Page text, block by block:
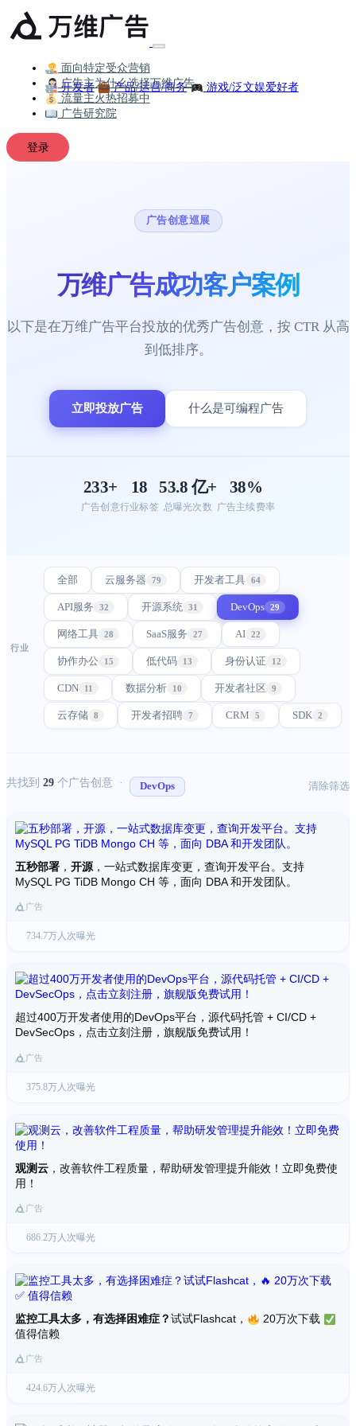
面向特定受众营销
开发者
产品/运营/商务 游戏/泛文娱爱好者
广告主为什么选择万维广告
流量主火热招募中
广告研究院
登录
广告创意巡展
万维广告成功客户案例
以下是在万维广告平台投放的优秀广告创意，按 CTR 从高
到低排序。
立即投放广告 什么是可编程广告
233+
广告创意
18
行业标签
53.8 亿+
总曝光次数
38%
广告主续费率
行业
全部 云服务器 79 开发者工具 64
API服务 32 开源系统 31 DevOps 29
网络工具 28 SaaS服务 27 AI 22
协作办公 15 低代码 13 身份认证 12
CDN 11 数据分析 10 开发者社区 9
云存储 8 开发者招聘 7 CRM 5 SDK 2
共找到 29 个广告创意 · DevOps 清除筛选
五秒部署 ， 开源 ，一站式数据库变更，查询开发平台。支持
MySQL PG TiDB Mongo CH 等，面向 DBA 和开发团队。
广告
734.7万人次曝光
超过400万开发者使用的DevOps平台，源代码托管 + CI/CD +
DevSecOps，点击立刻注册，旗舰版免费试用！
广告
375.8万人次曝光
观测云 ，改善软件工程质量，帮助研发管理提升能效！立即免费使
用！
广告
686.2万人次曝光
监控工具太多，有选择困难症？试试Flashcat，
20万次下载
值得信赖
广告
424.6万人次曝光